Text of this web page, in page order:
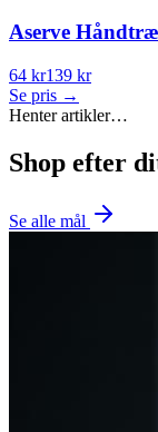
Aserve
64 kr139 kr
Se pris →
Henter artikler…
Shop efter
Se alle mål